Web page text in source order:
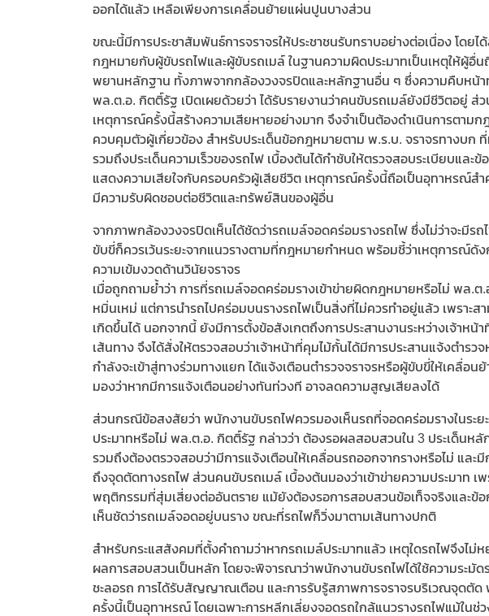
ออกได้แล้ว เหลือเพียงการเคลื่อนย้ายแผ่นปูนบางส่วน
ขณะนี้มีการประชาสัมพันธ์การจราจรให้ประชาชนรับทราบอย่างต่อเนื่อง โดย
กฎหมายกับผู้ขับรถไฟและผู้ขับรถเมล์ ในฐานความผิดประมาทเป็นเหตุให้ผู้อื่
พยานหลักฐาน ทั้งภาพจากกล้องวงจรปิดและหลักฐานอื่น ๆ ซึ่งความคืบหน้า
พล.ต.อ. กิตติ์รัฐ เปิดเผยด้วยว่า ได้รับรายงานว่าคนขับรถเมล์ยังมีชีวิตอยู่ ส่
เหตุการณ์ครั้งนี้สร้างความเสียหายอย่างมาก จึงจำเป็นต้องดำเนินการตามก
ควบคุมตัวผู้เกี่ยวข้อง สำหรับประเด็นข้อกฎหมายตาม พ.ร.บ. จราจรทางบก ที่
รวมถึงประเด็นความเร็วของรถไฟ เบื้องต้นได้กำชับให้ตรวจสอบระเบียบแล
แสดงความเสียใจกับครอบครัวผู้เสียชีวิต เหตุการณ์ครั้งนี้ถือเป็นอุทาหรณ์ส
มีความรับผิดชอบต่อชีวิตและทรัพย์สินของผู้อื่น
จากภาพกล้องวงจรปิดเห็นได้ชัดว่ารถเมล์จอดคร่อมรางรถไฟ ซึ่งไม่ว่าจะมีร
ขับขี่ก็ควรเว้นระยะจากแนวรางตามที่กฎหมายกำหนด พร้อมชี้ว่าเหตุการณ์ดัง
ความเข้มงวดด้านวินัยจราจร
เมื่อถูกถามย้ำว่า การที่รถเมล์จอดคร่อมรางเข้าข่ายผิดกฎหมายหรือไม่ พล.ต.
หมิ่นเหม่ แต่การนำรถไปคร่อมบนรางรถไฟเป็นสิ่งที่ไม่ควรทำอยู่แล้ว เพราะ
เกิดขึ้นได้ นอกจากนี้ ยังมีการตั้งข้อสังเกตถึงการประสานงานระหว่างเจ้าหน้
เส้นทาง จึงได้สั่งให้ตรวจสอบว่าเจ้าหน้าที่คุมไม้กั้นได้มีการประสานแจ้งตำรว
กำลังจะเข้าสู่ทางร่วมทางแยก ได้แจ้งเตือนตำรวจจราจรหรือผู้ขับขี่ให้เคลื่อน
มองว่าหากมีการแจ้งเตือนอย่างทันท่วงที อาจลดความสูญเสียลงได้
ส่วนกรณีข้อสงสัยว่า พนักงานขับรถไฟควรมองเห็นรถที่จอดคร่อมรางในระยะ
ประมาทหรือไม่ พล.ต.อ. กิตติ์รัฐ กล่าวว่า ต้องรอผลสอบสวนใน 3 ประเด็นหลัก
รวมถึงต้องตรวจสอบว่ามีการแจ้งเตือนให้เคลื่อนรถออกจากรางหรือไม่ และมี
ถึงจุดตัดทางรถไฟ ส่วนคนขับรถเมล์ เบื้องต้นมองว่าเข้าข่ายความประมาท เพ
พฤติกรรมที่สุ่มเสี่ยงต่ออันตราย แม้ยังต้องรอการสอบสวนข้อเท็จจริงและข้
เห็นชัดว่ารถเมล์จอดอยู่บนราง ขณะที่รถไฟก็วิ่งมาตามเส้นทางปกติ
สำหรับกระแสสังคมที่ตั้งคำถามว่าหากรถเมล์ประมาทแล้ว เหตุใดรถไฟจึงไ
ผลการสอบสวนเป็นหลัก โดยจะพิจารณาว่าพนักงานขับรถไฟได้ใช้ความระมัด
ชะลอรถ การได้รับสัญญาณเตือน และการรับรู้สภาพการจราจรบริเวณจุดตัด
ครั้งนี้เป็นอุทาหรณ์ โดยเฉพาะการหลีกเลี่ยงจอดรถใกล้แนวรางรถไฟแม้ใน